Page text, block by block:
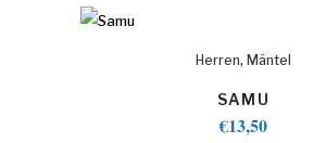
Herren, Mäntel
SAMU
€13,50